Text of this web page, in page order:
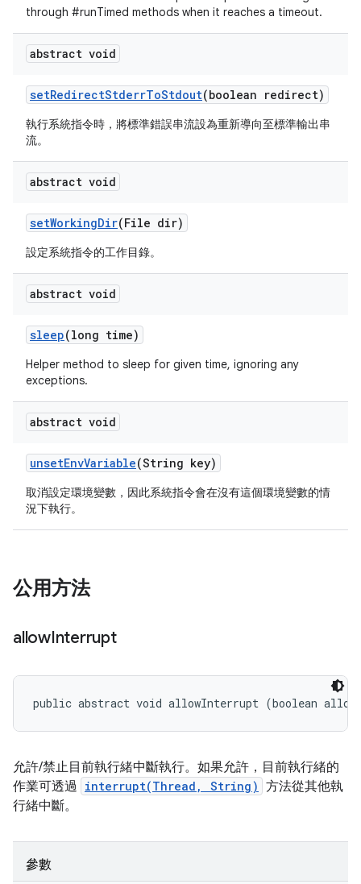
through #runTimed methods when it reaches a timeout.
abstract void
setRedirectStderrToStdout(boolean redirect)
執行系統指令時，將標準錯誤串流設為重新導向至標準輸出串
流。
abstract void
setWorkingDir(File dir)
設定系統指令的工作目錄。
abstract void
sleep(long time)
Helper method to sleep for given time, ignoring any
exceptions.
abstract void
unsetEnvVariable(String key)
取消設定環境變數，因此系統指令會在沒有這個環境變數的情
況下執行。
公用方法
allowInterrupt
public abstract void allowInterrupt (boolean
允許/禁止目前執行緒中斷執行。如果允許，目前執行緒的
作業可透過 interrupt(Thread, String) 方法從其他執
行緒中斷。
參數